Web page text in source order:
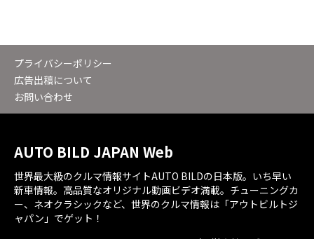
プライバシーポリシー
広告出稿について
お問い合わせ
AUTO BILD JAPAN Web
世界最大級のクルマ情報サイトAUTO BILDの日本版。いち早い
新車情報。高品質なオリジナル動画ビデオ満載。チューニングカ
ー、ネオクラシックなど、世界のクルマ情報は「アウトビルトジ
ャパン」でゲット！